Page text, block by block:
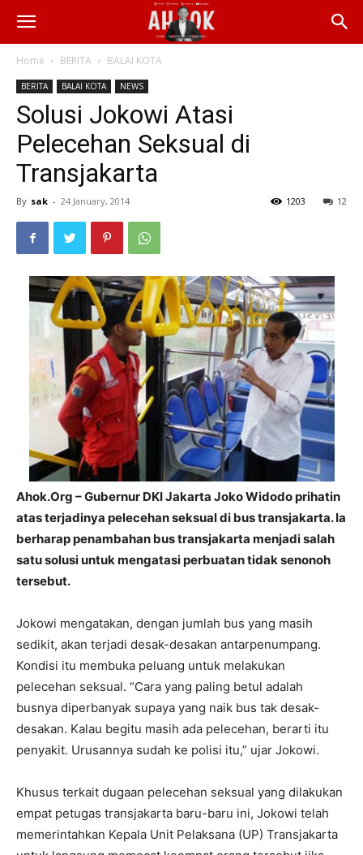
Home BERITA BALAI KOTA
BERITA BALAI KOTA NEWS
Solusi Jokowi Atasi
Pelecehan Seksual di
Transjakarta
By sak - 24 January, 2014 12
1203
Ahok.Org – Gubernur DKI Jakarta Joko Widodo prihatin
atas terjadinya pelecehan seksual di bus transjakarta. Ia
berharap penambahan bus transjakarta menjadi salah
satu solusi untuk mengatasi perbuatan tidak senonoh
tersebut.
Jokowi mengatakan, dengan jumlah bus yang masih
sedikit, akan terjadi desak-desakan antarpenumpang.
Kondisi itu membuka peluang untuk melakukan
pelecehan seksual. “Cara yang paling betul adalah
busnya diperbanyak supaya yang naik bus tak desak-
desakan. Kalau begitu masih ada pelecehan, berarti itu
penyakit. Urusannya sudah ke polisi itu,” ujar Jokowi.
Khusus terkait dugaan pelecehan seksual yang dilakukan
empat petugas transjakarta baru-baru ini, Jokowi telah
memerintahkan Kepala Unit Pelaksana (UP) Transjakarta